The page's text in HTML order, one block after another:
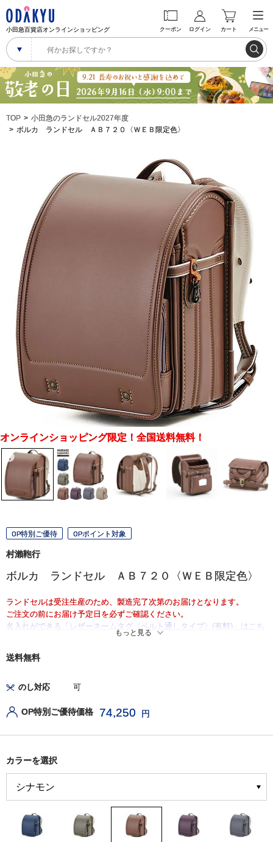
小田急百貨店オンラインショッピング クーポン ログイン カート メニュー
TOP
小田急のランドセル2027年度
ボルカ ランドセル ＡＢ７２０〈ＷＥＢ限定色〉
オンラインショッピング限定！全国送料無料！
OP特別ご優待 OPポイント対象
村瀨鞄行
ボルカ ランドセル ＡＢ７２０〈ＷＥＢ限定色〉
ランドセルは受注生産のため、製造完了次第のお届けとなります。
ご注文の前にお届け予定日を必ずご確認ください。
名入れができる「レザーネームタグ〈ベルト通しタイプ〉(有料)」はこち
もっと見る
送料無料
のし対応 可
OP特別ご優待価格 74,250 円
カラーを選択